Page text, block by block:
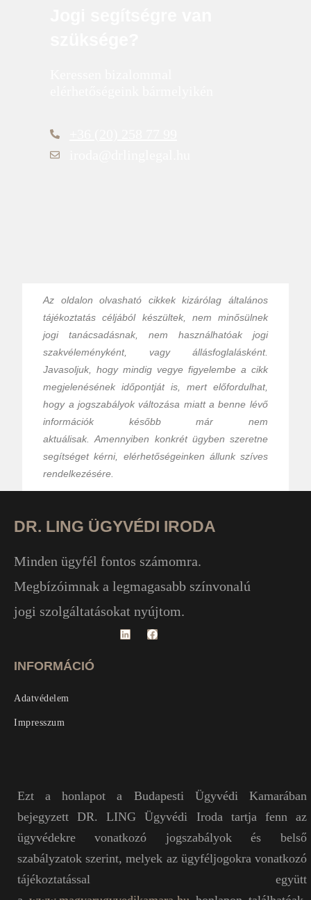
Az oldalon olvasható cikkek kizárólag általános
tájékoztatás céljából készültek, nem minősülnek
jogi tanácsadásnak, nem használhatóak jogi
szakvéleményként, vagy állásfoglalásként.
Javasoljuk, hogy mindig vegye figyelembe a cikk
megjelenésének időpontját is, mert előfordulhat,
hogy a jogszabályok változása miatt a benne lévő
információk később már nem
aktuálisak.Amennyiben konkrét ügyben szeretne
segítséget kérni, elérhetőségeinken állunk szíves
rendelkezésére.
DR. LING ÜGYVÉDI IRODA
Minden ügyfél fontos számomra.
Megbízóimnak a legmagasabb színvonalú
jogi szolgáltatásokat nyújtom.
INFORMÁCIÓ
Adatvédelem
Impresszum
Ezt a honlapot a Budapesti Ügyvédi Kamarában
bejegyzett DR. LING Ügyvédi Iroda tartja fenn az
ügyvédekre vonatkozó jogszabályok és belső
szabályzatok szerint, melyek az ügyféljogokra vonatkozó
tájékoztatással együtt